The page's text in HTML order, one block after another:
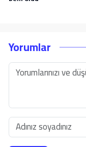
Yorumlar